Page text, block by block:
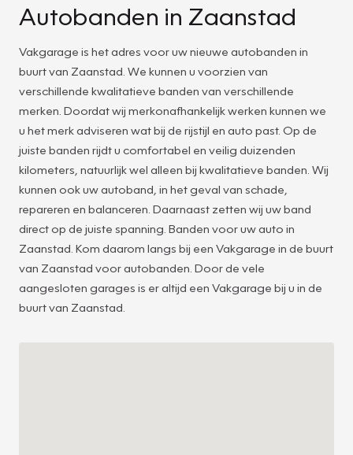
Autobanden in Zaanstad
Vakgarage is het adres voor uw nieuwe autobanden in
buurt van Zaanstad. We kunnen u voorzien van
verschillende kwalitatieve banden van verschillende
merken. Doordat wij merkonafhankelijk werken kunnen we
u het merk adviseren wat bij de rijstijl en auto past. Op de
juiste banden rijdt u comfortabel en veilig duizenden
kilometers, natuurlijk wel alleen bij kwalitatieve banden. Wij
kunnen ook uw autoband, in het geval van schade,
repareren en balanceren. Daarnaast zetten wij uw band
direct op de juiste spanning. Banden voor uw auto in
Zaanstad. Kom daarom langs bij een Vakgarage in de buurt
van Zaanstad voor autobanden. Door de vele
aangesloten garages is er altijd een Vakgarage bij u in de
buurt van Zaanstad.
32